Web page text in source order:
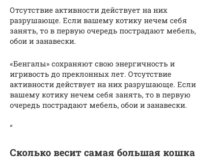
Отсутствие активности действует на них
разрушающе. Если вашему котику нечем себя
занять, то в первую очередь пострадают мебель,
обои и занавески.
«Бенгалы» сохраняют свою энергичность и
игривость до преклонных лет. Отсутствие
активности действует на них разрушающе. Если
вашему котику нечем себя занять, то в первую
очередь пострадают мебель, обои и занавески.
“
Сколько весит самая большая кошка